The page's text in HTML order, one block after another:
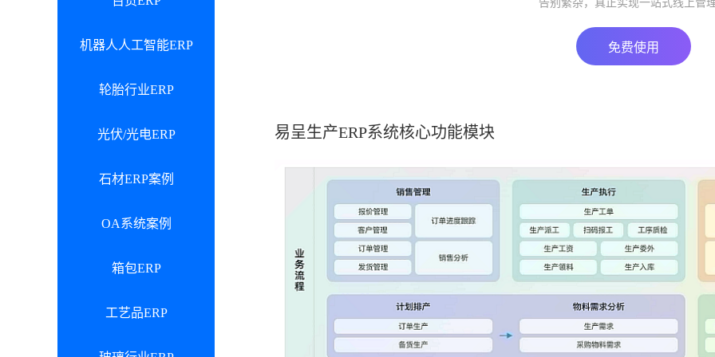
机器人人工智能ERP
轮胎行业ERP
光伏/光电ERP
石材ERP案例
OA系统案例
箱包ERP
工艺品ERP
免费使用
易呈生产ERP系统核心功能模块